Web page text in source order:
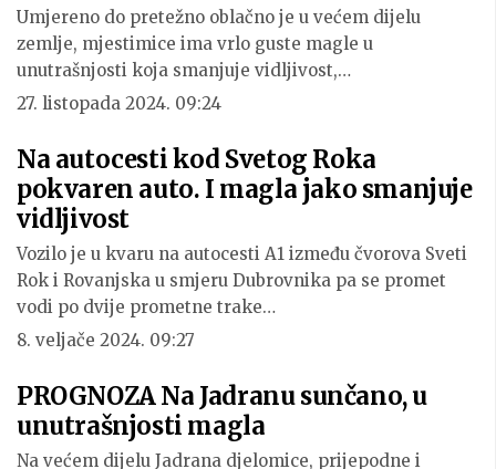
Umjereno do pretežno oblačno je u većem dijelu
zemlje, mjestimice ima vrlo guste magle u
unutrašnjosti koja smanjuje vidljivost,…
27. listopada 2024. 09:24
Na autocesti kod Svetog Roka
pokvaren auto. I magla jako smanjuje
vidljivost
Vozilo je u kvaru na autocesti A1 između čvorova Sveti
Rok i Rovanjska u smjeru Dubrovnika pa se promet
vodi po dvije prometne trake…
8. veljače 2024. 09:27
PROGNOZA Na Jadranu sunčano, u
unutrašnjosti magla
Na većem dijelu Jadrana djelomice, prijepodne i